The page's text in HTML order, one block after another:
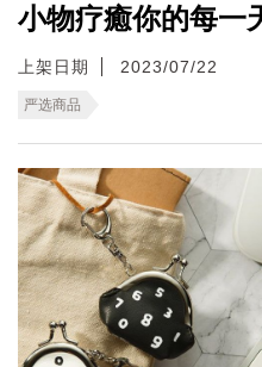
小物疗癒你的每一
上架日期 2023/07/22
严选商品